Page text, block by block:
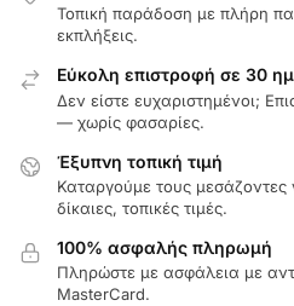
Τοπική παράδοση με πλήρη
εκπλήξεις.
Εύκολη επιστροφή σε 30
Δεν είστε ευχαριστημένοι;
— χωρίς φασαρίες.
Έξυπνη τοπική τιμή
Καταργούμε τους
δίκαιες, τοπικές τιμές.
100% ασφαλής πληρωμή
Πληρώστε με ασφάλεια με
MasterCard.